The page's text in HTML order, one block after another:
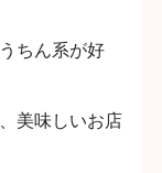
ちん系が好
美味しいお店